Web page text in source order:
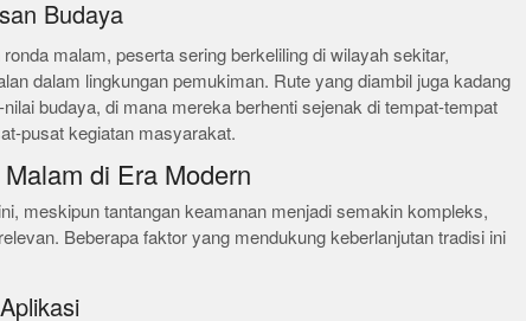
Budaya
malam, peserta sering berkeliling di wilayah sekitar,
dalam lingkungan pemukiman. Rute yang diambil juga kadang
budaya, di mana mereka berhenti sejenak di tempat-tempat
pusat kegiatan masyarakat.
di Era Modern
meskipun tantangan keamanan menjadi semakin kompleks,
Beberapa faktor yang mendukung keberlanjutan tradisi ini